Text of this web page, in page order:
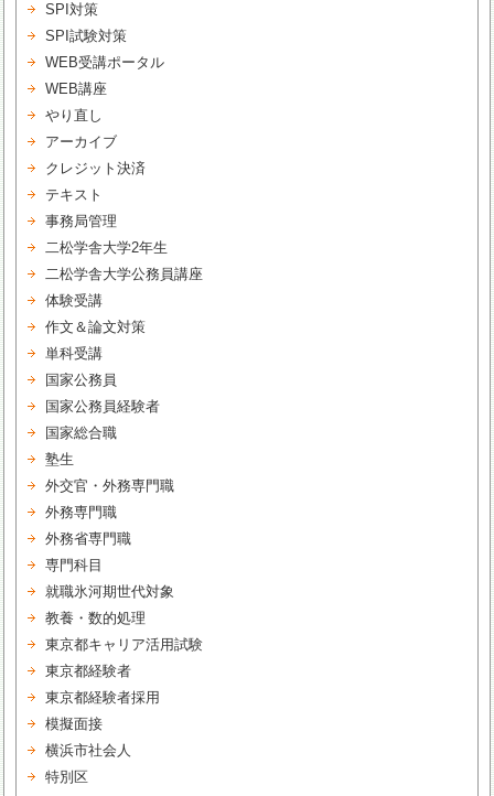
SPI対策
SPI試験対策
WEB受講ポータル
WEB講座
やり直し
アーカイブ
クレジット決済
テキスト
事務局管理
二松学舎大学2年生
二松学舎大学公務員講座
体験受講
作文＆論文対策
単科受講
国家公務員
国家公務員経験者
国家総合職
塾生
外交官・外務専門職
外務専門職
外務省専門職
専門科目
就職氷河期世代対象
教養・数的処理
東京都キャリア活用試験
東京都経験者
東京都経験者採用
模擬面接
横浜市社会人
特別区